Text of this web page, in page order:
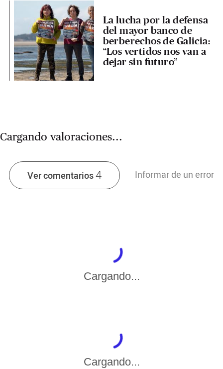
La lucha por la defensa
del mayor banco de
berberechos de Galicia:
“Los vertidos nos van a
dejar sin futuro”
Cargando valoraciones...
Ver comentarios4 Informar de un error
Cargando...
Cargando...